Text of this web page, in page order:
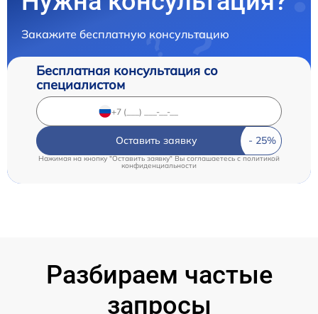
Закажите бесплатную консультацию
Бесплатная консультация со
специалистом
Оставить заявку
Нажимая на кнопку "Оставить заявку" Вы соглашаетесь c политикой
конфиденциальности
Разбираем частые
запросы